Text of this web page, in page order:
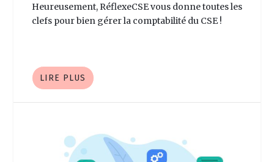
Heureusement, RéflexeCSE vous donne toutes les
clefs pour bien gérer la comptabilité du CSE !
LIRE PLUS